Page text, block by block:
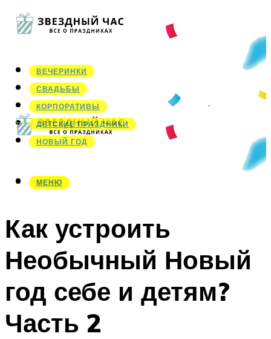
ВЕЧЕРИНКИ
СВАДЬБЫ
КОРПОРАТИВЫ
ДЕТСКИЕ ПРАЗДНИКИ
НОВЫЙ ГОД
МЕНЮ
МЕНЮ
Как устроить
Необычный Новый
год себе и детям?
Часть 2